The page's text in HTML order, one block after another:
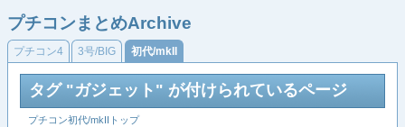
プチコンまとめArchive
プチコン4 3号/BIG 初代/mkII
タグ "ガジェット" が付けられているページ
プチコン初代/mkIIトップ